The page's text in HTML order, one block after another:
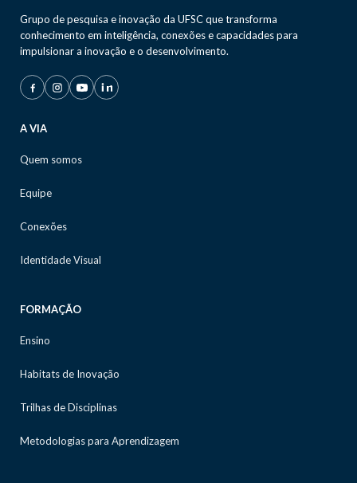
Grupo de pesquisa e inovação da UFSC que transforma
conhecimento em inteligência, conexões e capacidades para
impulsionar a inovação e o desenvolvimento.
A VIA
Quem somos
Equipe
Conexões
Identidade Visual
FORMAÇÃO
Ensino
Habitats de Inovação
Trilhas de Disciplinas
Metodologias para Aprendizagem